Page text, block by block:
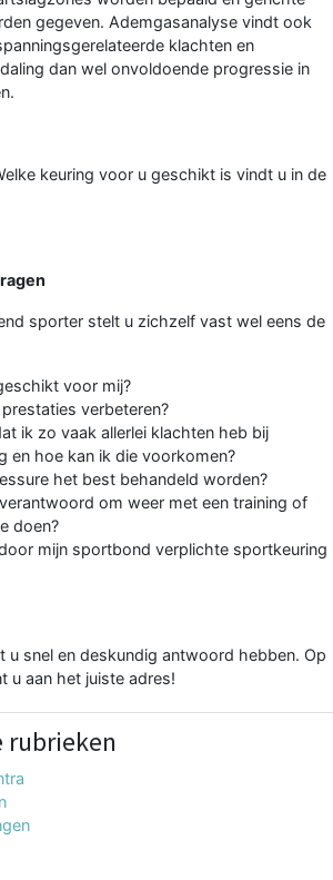
gegeven. Ademgasanalyse vindt ook
klachten en
dan wel onvoldoende progressie in
keuring voor u geschikt is vindt u in de
sporter stelt u zichzelf vast wel eens de
voor mij?
verbeteren?
ik zo vaak allerlei klachten heb bij
en hoe kan ik die voorkomen?
het best behandeld worden?
om weer met een training of
doen?
mijn sportbond verplichte sportkeuring
u snel en deskundig antwoord hebben. Op
u aan het juiste adres!
rubrieken